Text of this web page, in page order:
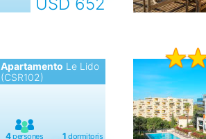
Apartamento Le Lido
(CSR102)